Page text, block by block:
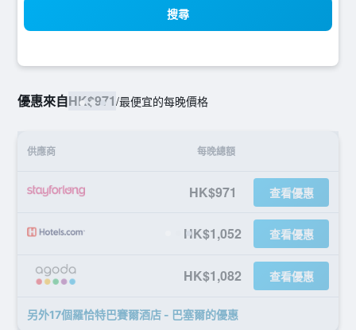
搜尋
優惠來自HK$971/最便宜的每晚價格
供應商 每晚總額
HK$971 查看優惠
HK$1,052 查看優惠
HK$1,082 查看優惠
另外17個羅恰特巴賽爾酒店 - 巴塞爾​的優惠